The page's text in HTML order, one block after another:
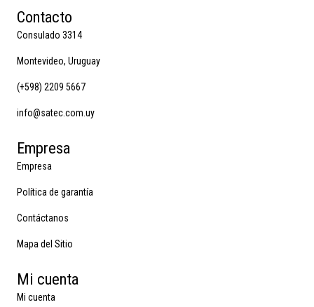
Contacto
Consulado 3314
Montevideo, Uruguay
(+598) 2209 5667
info@satec.com.uy
Empresa
Empresa
Política de garantía
Contáctanos
Mapa del Sitio
Mi cuenta
Mi cuenta